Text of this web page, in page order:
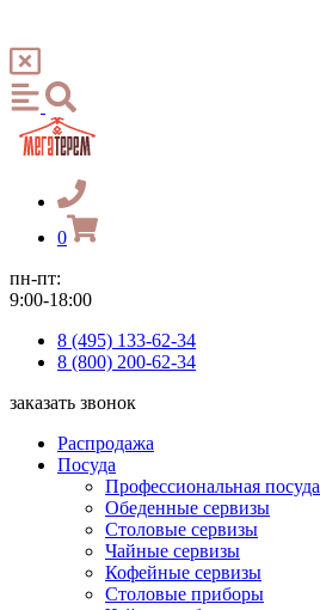
0
пн-пт:
9:00-18:00
8 (495) 133-62-34
8 (800) 200-62-34
заказать звонок
Распродажа
Посуда
Профессиональная посуда
Обеденные сервизы
Столовые сервизы
Чайные сервизы
Кофейные сервизы
Столовые приборы